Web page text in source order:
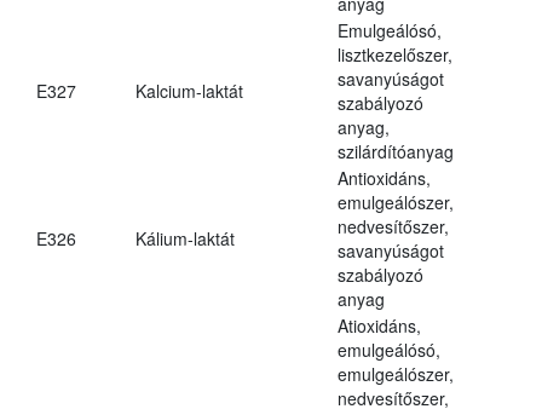
E327 Kalcium-laktát
Emulgeálósó,
lisztkezelőszer,
savanyúságot
szabályozó
anyag,
szilárdítóanyag
E326 Kálium-laktát
Antioxidáns,
emulgeálószer,
nedvesítőszer,
savanyúságot
szabályozó
anyag
Atioxidáns,
emulgeálósó,
emulgeálószer,
nedvesítőszer,